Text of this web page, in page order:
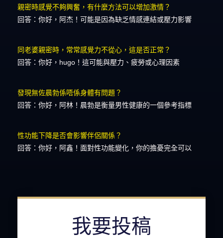
親密時感覺不夠興奮，有什麼方法可以增加激情？
回答：你好，阿杰！可能是因為缺乏情感連結或壓力影響
同老婆親密時，常常感覺力不從心，這是否正常？
回答：你好，hugo！這可能與壓力、疲勞或心理因素
發現無佐晨勃係唔係身體有問題？
回答：你好，阿林！晨勃是衡量男性健康的一個參考指標
性功能下降是否會影響伴侶關係？
回答：你好，阿鑫！面對性功能變化，你的擔憂完全可以
我要投稿